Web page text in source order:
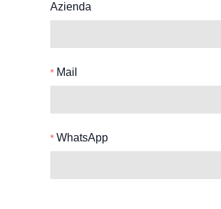
Azienda
Mail
WhatsApp